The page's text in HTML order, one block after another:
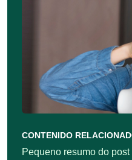
CONTENIDO
Pequeno resumo do